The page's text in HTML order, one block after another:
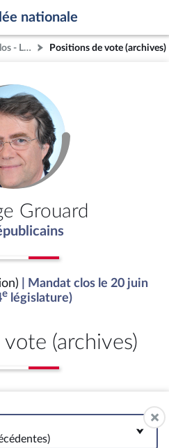
nationale
M. Serge Grouard - Mandat clos - Loiret (2e circonscription) Positions de vote (archives)
Grouard
| Mandat clos le 20 juin
e législature)
(archives)